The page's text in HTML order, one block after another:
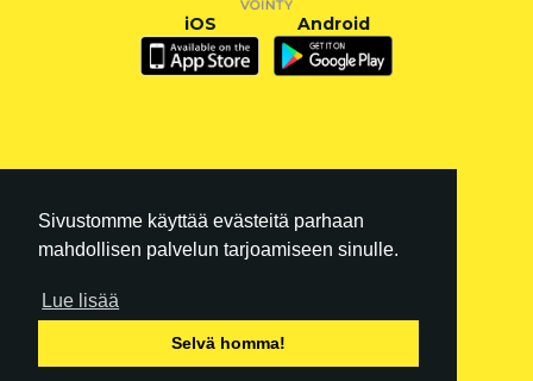
Sivustomme käyttää evästeitä parhaan
mahdollisen palvelun tarjoamiseen sinulle.
Lue lisää
Selvä homma!
iOS Android